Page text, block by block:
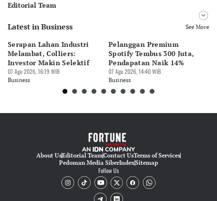
Editorial Team
Editor
Editor
Eko Wahyudi
Latest in Business See More
Serapan Lahan Industri
Melambat, Colliers:
Investor Makin Selektif
07 Agu 2026, 16:19 WIB
Business
Pelanggan Premium
Spotify Tembus 300 Juta,
Pendapatan Naik 14%
07 Agu 2026, 14:40 WIB
Business
About UsEditorial TeamContact UsTerms of Services
Pedoman Media SiberIndexSitemap
Follow Us